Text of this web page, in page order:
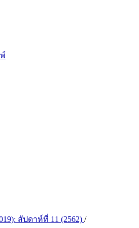
สัปดาห์ที่ 11 (2562) /